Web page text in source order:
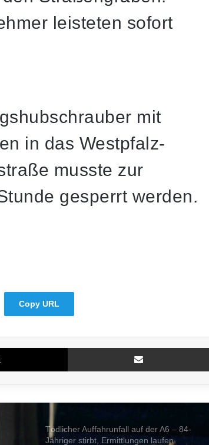
leisteten sofort
mit
in das Westpfalz-
musste zur
gesperrt werden.
Copy URL
X
DWD warnt: Gewitter mit Unwetterpotenzial
ziehen heute über das Saarland
Tödlicher Auffahrunfall auf der A6 – 84-
Jähriger stirbt, Ermittlungen laufen